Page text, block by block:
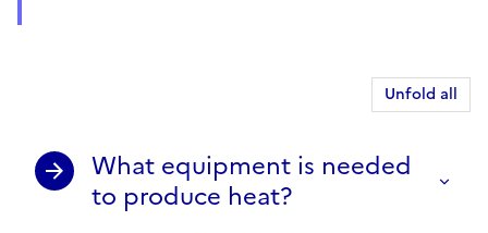
Unfold all
What equipment is needed
to produce heat?